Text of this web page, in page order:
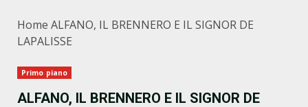
Home ALFANO, IL BRENNERO E IL SIGNOR DE
LAPALISSE
Primo piano
ALFANO, IL BRENNERO E IL SIGNOR DE